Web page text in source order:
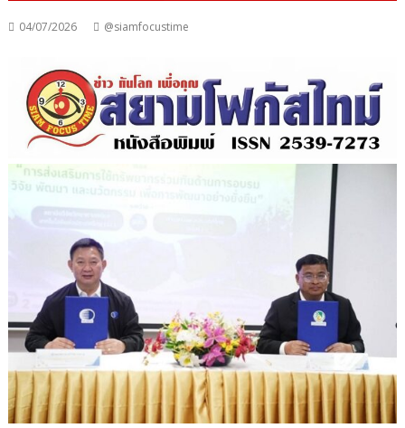
04/07/2026 @siamfocustime